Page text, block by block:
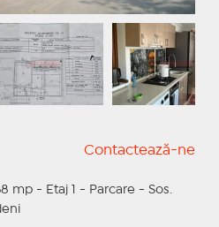
Contactează-ne
mp - Etaj 1 - Parcare - Sos.